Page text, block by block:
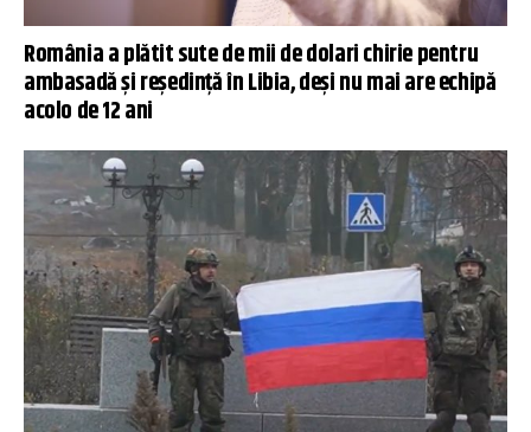
România a plătit sute de mii de dolari chirie pentru
ambasadă și reședință în Libia, deși nu mai are echipă
acolo de 12 ani